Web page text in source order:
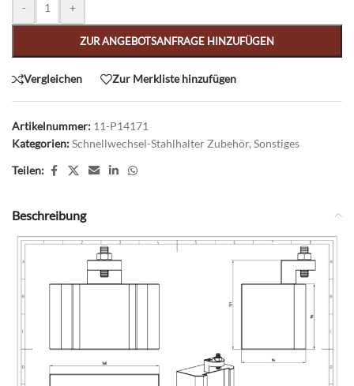
- +
ZUR ANGEBOTSANFRAGE HINZUFÜGEN
Vergleichen Zur Merkliste hinzufügen
Artikelnummer: 11-P14171
Kategorien:Schnellwechsel-Stahlhalter Zubehör, Sonstiges
Teilen:
Beschreibung